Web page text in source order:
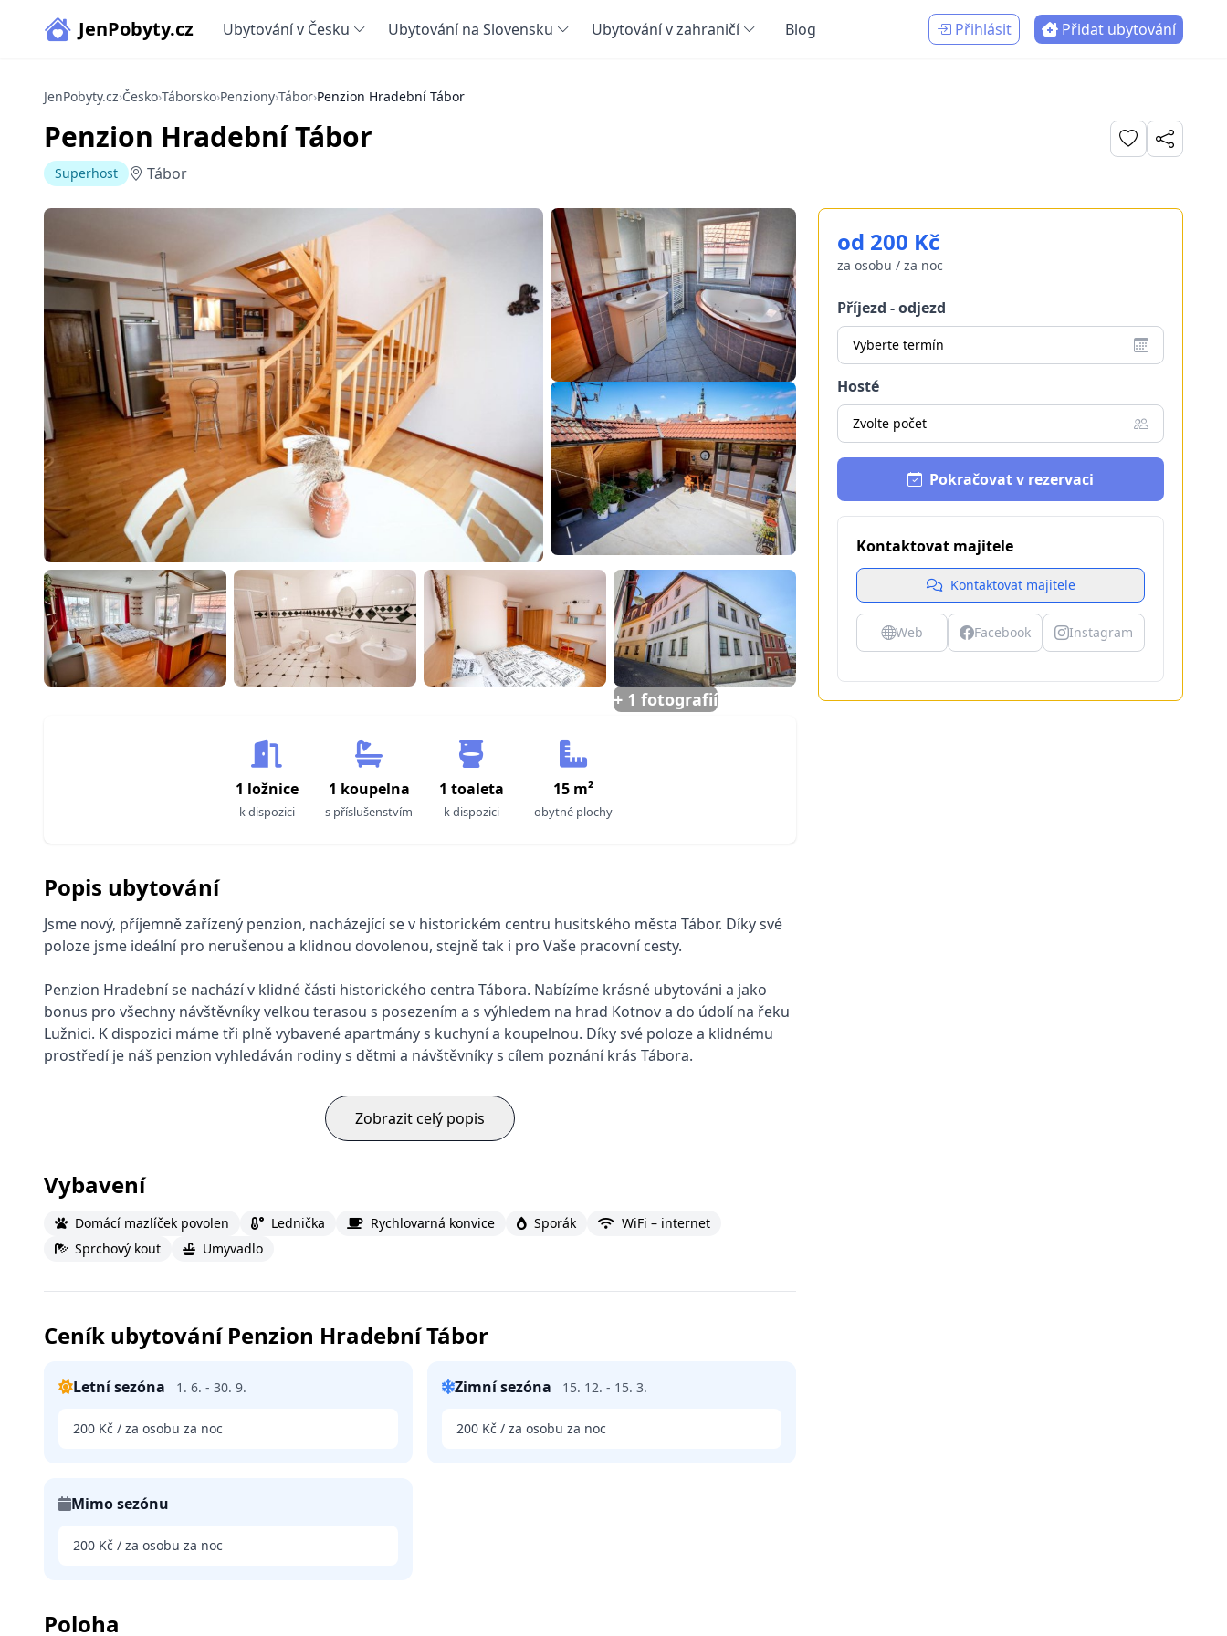
JenPobyty.cz Ubytování v Česku Ubytování na Slovensku Ubytování v zahraničí Blog Přihlásit Přidat ubytování
JenPobyty.cz›Česko›Táborsko›Penziony›Tábor›Penzion Hradební Tábor
Penzion Hradební Tábor
Superhost Tábor
+ 1 fotografií
1 ložnice
k dispozici
1 koupelna
s příslušenstvím
1 toaleta
k dispozici
15 m²
obytné plochy
Popis ubytování
Jsme nový, příjemně zařízený penzion, nacházející se v historickém centru husitského města Tábor. Díky své
poloze jsme ideální pro nerušenou a klidnou dovolenou, stejně tak i pro Vaše pracovní cesty.
Penzion Hradební se nachází v klidné části historického centra Tábora. Nabízíme krásné ubytováni a jako
bonus pro všechny návštěvníky velkou terasou s posezením a s výhledem na hrad Kotnov a do údolí na řeku
Lužnici. K dispozici máme tři plně vybavené apartmány s kuchyní a koupelnou. Díky své poloze a klidnému
prostředí je náš penzion vyhledáván rodiny s dětmi a návštěvníky s cílem poznání krás Tábora.
Zobrazit celý popis
Vybavení
Domácí mazlíček povolen Lednička Rychlovarná konvice Sporák
WiFi – internet
Sprchový kout
Umyvadlo
Ceník ubytování Penzion Hradební Tábor
Letní sezóna 1. 6. - 30. 9.
200 Kč / za osobu za noc
Zimní sezóna 15. 12. - 15. 3.
200 Kč / za osobu za noc
Mimo sezónu
200 Kč / za osobu za noc
Poloha
od 200 Kč
za osobu / za noc
Příjezd - odjezd
Vyberte termín
Hosté
Zvolte počet
Pokračovat v rezervaci
Kontaktovat majitele
Kontaktovat majitele
Web Facebook Instagram